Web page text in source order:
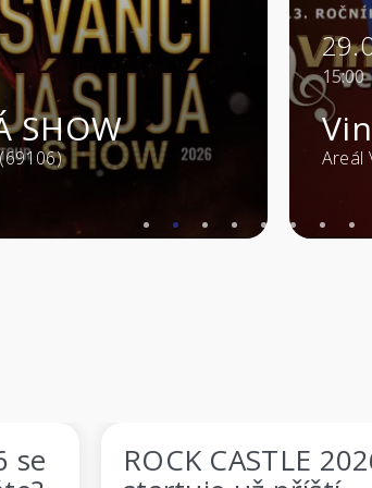
29.08.2026
15:00
Vinohraní
Areál Vinium - Velké
ROCK CASTLE 2026